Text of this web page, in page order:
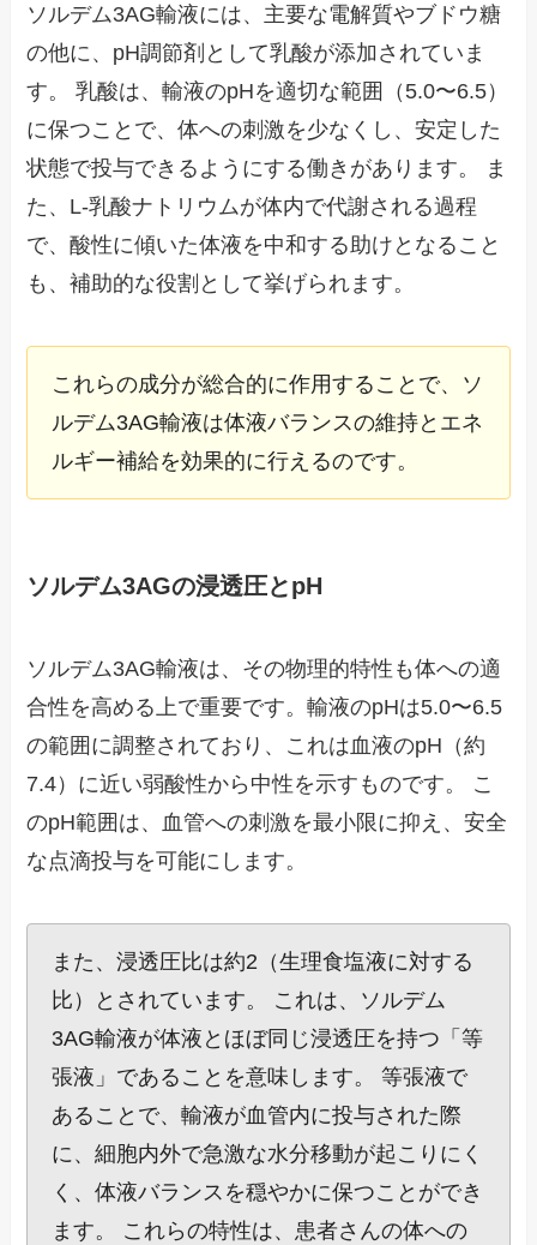
ソルデム3AG輸液には、主要な電解質やブドウ糖
の他に、pH調節剤として乳酸が添加されていま
す。 乳酸は、輸液のpHを適切な範囲（5.0〜6.5）
に保つことで、体への刺激を少なくし、安定した
状態で投与できるようにする働きがあります。 ま
た、L-乳酸ナトリウムが体内で代謝される過程
で、酸性に傾いた体液を中和する助けとなること
も、補助的な役割として挙げられます。
これらの成分が総合的に作用することで、ソ
ルデム3AG輸液は体液バランスの維持とエネ
ルギー補給を効果的に行えるのです。
ソルデム3AGの浸透圧とpH
ソルデム3AG輸液は、その物理的特性も体への適
合性を高める上で重要です。輸液のpHは5.0〜6.5
の範囲に調整されており、これは血液のpH（約
7.4）に近い弱酸性から中性を示すものです。 こ
のpH範囲は、血管への刺激を最小限に抑え、安全
な点滴投与を可能にします。
また、浸透圧比は約2（生理食塩液に対する
比）とされています。 これは、ソルデム
3AG輸液が体液とほぼ同じ浸透圧を持つ「等
張液」であることを意味します。 等張液で
あることで、輸液が血管内に投与された際
に、細胞内外で急激な水分移動が起こりにく
く、体液バランスを穏やかに保つことができ
ます。 これらの特性は、患者さんの体への